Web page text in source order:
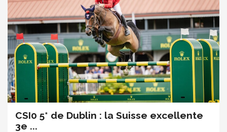
CSI0 5* de Dublin : la Suisse excellente
3e ...